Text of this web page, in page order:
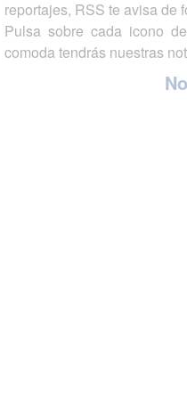
reportajes, RSS te avisa de
Pulsa sobre cada icono
comoda tendrás nuestras